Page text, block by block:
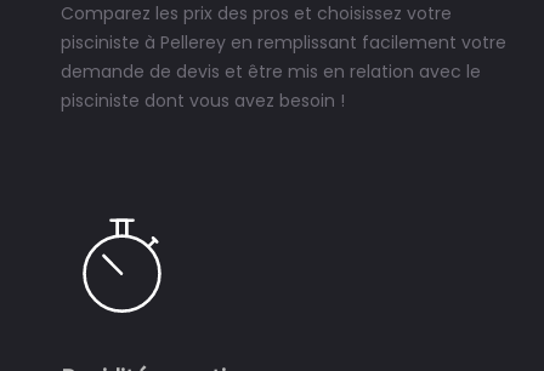
Comparez les prix des pros et choisissez votre
pisciniste à Pellerey en remplissant facilement votre
demande de devis et être mis en relation avec le
pisciniste dont vous avez besoin !